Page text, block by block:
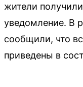
жители
уведомление. В
сообщили, что
приведены в